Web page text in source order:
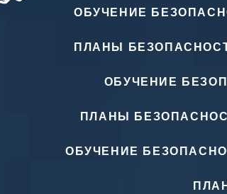
ОБУЧЕНИЕ
ПЛАНЫ
ОБУЧЕНИЕ
ПЛАНЫ
ОБУЧЕНИЕ